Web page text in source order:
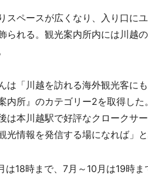
ペースが広くなり、入り口に
れる。観光案内所内には川越
「川越を訪れる海外観光客に
内所』のカテゴリー2を取得し
は本川越駅で好評なクロークサ
情報を発信する場になれば」と
18時まで、7月～10月は19時ま